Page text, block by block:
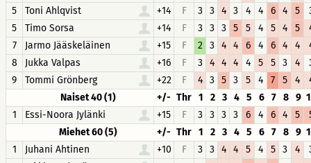
5
Toni Ahlqvist +14 F 3 3 4 3 4 4 6 4 5
5
Timo Sorsa +14 F 3 3 3 5 5 4 5 4 5
7
Jarmo Jääskeläinen +15 F 2 3 4 4 6 4 6 4 4
8
Jukka Valpas +16 F 3 4 4 4 4 5 5 3 4
9
Tommi Grönberg +22 F 4 3 5 3 5 4 7 5 4
Naiset 40 (1)
+/- Thr 1 2 3 4 5 6 7 8 9
1
Essi-Noora Jylänki +15 F 3 3 3 3 6 4 6 4 5
Miehet 60 (5)
+/- Thr 1 2 3 4 5 6 7 8 9
1
Juhani Ahtinen +10 F 3 3 4 4 5 4 5 3 4